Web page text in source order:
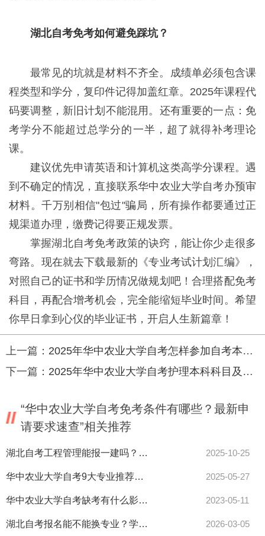
湖北自考免考如何避免踩坑？
最常见的坑就是材料不齐全。成绩单必须包含课
程类型和学分，复印件记得加盖红章。2025年课程代
码要调整，新旧计划不能混用。还有重要的一点：免
考学分不能超过总学分的一半，超了就得补考理论
课。
建议优先申请英语和计算机这类高学分课程。遇
到不确定的情况，直接联系华中农业大学自考办预审
材料。千万别相信"包过"骗局，所有操作都要通过正
规渠道办理，缴费记得要正规发票。
掌握湖北自考免考政策的诀窍，能让你少走很多
弯路。现在就去下载最新的《专业考试计划汇编》，
对照自己的证书和学历情况做规划吧！合理搭配免考
科目，再配合增考机会，完全能缩短毕业时间。希望
你早日拿到心仪的毕业证书，开启人生新篇章！
上一篇： 2025年华中农业大学自考怎样参加自考本科？需要准备什么材料？
下一篇： 2025年华中农业大学自考护理本科科目及报考要求全解析
“华中农业大学自考免考条件有哪些？最新申
请要求速查”相关推荐
湖北自考工程管理能报一建吗？报考条件最新揭秘！ 2025-10-25
华中农业大学自考9大专业推荐，女生速看选课攻略！ 2025-05-27
华中农业大学自考缺考有什么影响？ 2023-05-11
湖北自考报名能不能换专业？学历是什么？ 2026-03-05